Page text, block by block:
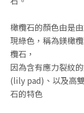
橄欖石的顏色由是
現綠色，稱為鎂橄
欖石，
因為含有應力裂紋
(lily pad)、以及高
石的特色